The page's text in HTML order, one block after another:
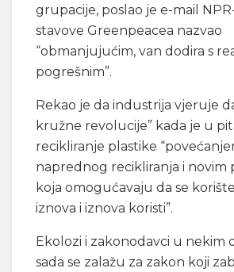
grupacije, poslao je e-mail
stavove Greenpeacea nazvao
“obmanjujućim, van dodira s
pogrešnim”.
Rekao je da industrija vjeruje
kružne revolucije” kada je u
recikliranje plastike
naprednog recikliranja i novim
koja omogućavaju da se
iznova i iznova koristi”.
Ekolozi i zakonodavci u nekim
sada se zalažu za zakon koji